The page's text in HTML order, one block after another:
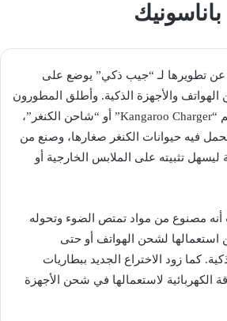
باناسونيك
عن تطويرها لـ “جيب ذكي” يوضع على
والأجهزة الذكية. وأطلق المطورون
على الاختراع الجديد اسم “Kangaroo Charger” أو “شاحن الكنغر”،
فيه حيوانات الكنغر صغارها، وصنع من
ليسهل تثبيته على الملابس الخارجية أو
أنه مصنوع من مواد تمتص ​الضوء​ وتحوله
استعمالها لشحن الهواتف أو حتى
كما زود الاختراع الجديد ببطاريات
الكهربائية​ لاستعمالها في شحن الأجهزة